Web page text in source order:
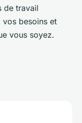
de travail
besoins et
vous soyez.